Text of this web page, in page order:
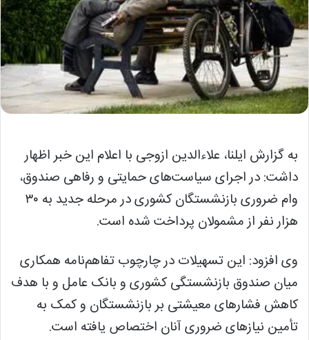
به گزارش ایلنا، علاءالدین ازوجی با اعلام این خبر اظهار
داشت: در اجرای سیاست‌های حمایتی و رفاهی صندوق،
وام ضروری بازنشستگان کشوری در مرحله جدید به ۳۰
هزار نفر از مشمولان پرداخت شده است.
وی افزود: این تسهیلات در چارچوب تفاهم‌نامه همکاری
میان صندوق بازنشستگی کشوری و بانک عامل و با هدف
کاهش فشارهای معیشتی بر بازنشستگان و کمک به
تأمین نیازهای ضروری آنان اختصاص یافته است.